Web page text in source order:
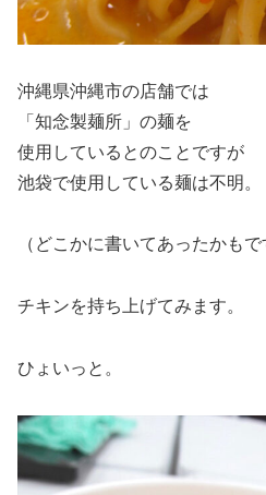
沖縄県沖縄市の店舗では
「知念製麺所」の麺を
使用しているとのことですが
池袋で使用している麺は不明。
（どこかに書いてあったかもで
チキンを持ち上げてみます。
ひょいっと。